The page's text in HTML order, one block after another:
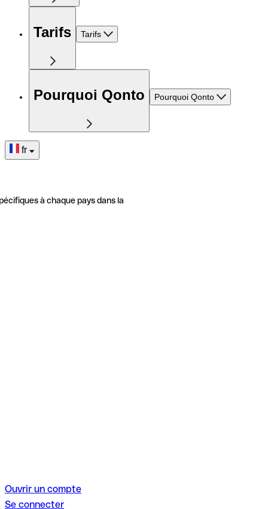
Tarifs Tarifs
Pourquoi Qonto Pourquoi Qonto
fr
à chaque pays dans la
Ouvrir un compte
Se connecter